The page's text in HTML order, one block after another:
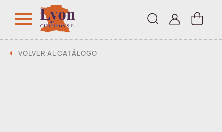
VOLVER AL CATÁLOGO